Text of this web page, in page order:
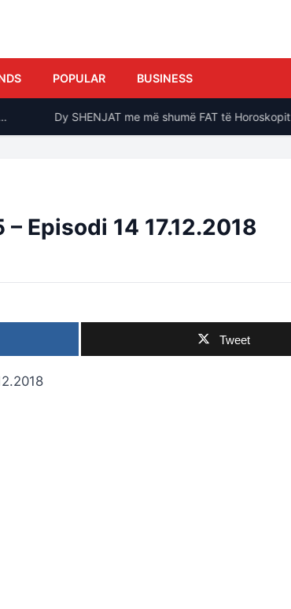
POPULAR BUSINESS
Dy SHENJAT me më shumë FAT të Horoskopit
Episodi 14 17.12.2018
Tweet